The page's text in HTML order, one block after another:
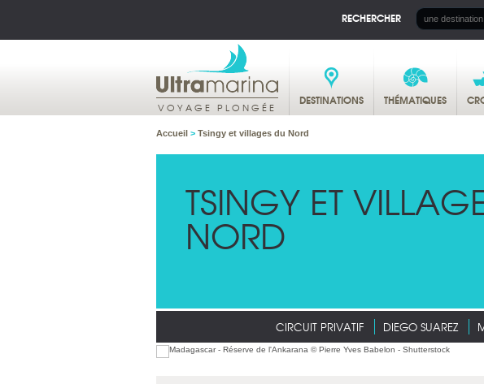
RECHERCHER
VOYAGE PLONGÉE DESTINATIONS THÉMATIQUES
Accueil > Tsingy et villages du Nord
TSINGY ET
NORD
CIRCUIT PRIVATIF DIEGO SUAREZ